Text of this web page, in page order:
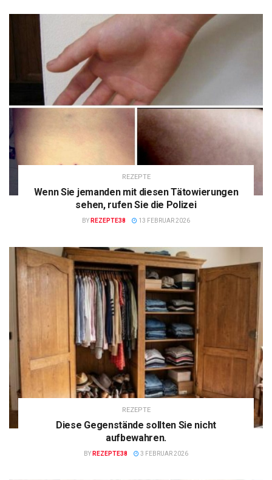
REZEPTE
Wenn Sie jemanden mit diesen Tätowierungen
sehen, rufen Sie die Polizei
BY REZEPTE38 13 FEBRUAR 2026
REZEPTE
Diese Gegenstände sollten Sie nicht
aufbewahren.
BY REZEPTE38 3 FEBRUAR 2026